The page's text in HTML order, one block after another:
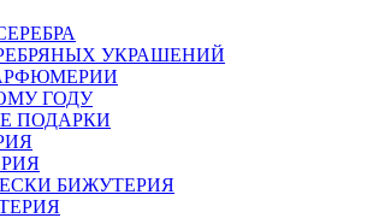
УКРАШЕНИЙ
ГОДУ
ПОДАРКИ
БИЖУТЕРИЯ